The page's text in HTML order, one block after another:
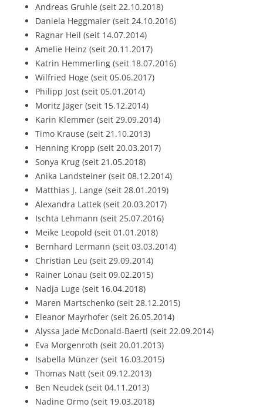
Andreas Gruhle (seit 22.10.2018)
Daniela Heggmaier (seit 24.10.2016)
Ragnar Heil (seit 14.07.2014)
Amelie Heinz (seit 20.11.2017)
Katrin Hemmerling (seit 18.07.2016)
Wilfried Hoge (seit 05.06.2017)
Philipp Jost (seit 05.01.2014)
Moritz Jäger (seit 15.12.2014)
Karin Klemmer (seit 29.09.2014)
Timo Krause (seit 21.10.2013)
Henning Kropp (seit 20.03.2017)
Sonya Krug (seit 21.05.2018)
Anika Landsteiner (seit 08.12.2014)
Matthias J. Lange (seit 28.01.2019)
Alexandra Lattek (seit 20.03.2017)
Ischta Lehmann (seit 25.07.2016)
Meike Leopold (seit 01.01.2018)
Bernhard Lermann (seit 03.03.2014)
Christian Leu (seit 29.09.2014)
Rainer Lonau (seit 09.02.2015)
Nadja Luge (seit 16.04.2018)
Maren Martschenko (seit 28.12.2015)
Eleanor Mayrhofer (seit 26.05.2014)
Alyssa Jade McDonald-Baertl (seit 22.09.2014)
Eva Morgenroth (seit 20.01.2013)
Isabella Münzer (seit 16.03.2015)
Thomas Natt (seit 09.12.2013)
Ben Neudek (seit 04.11.2013)
Nadine Ormo (seit 19.03.2018)